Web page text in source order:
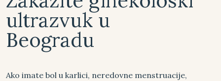
ultrazvuk u
Beogradu
Ako imate bol u karlici, neredovne menstruacije,